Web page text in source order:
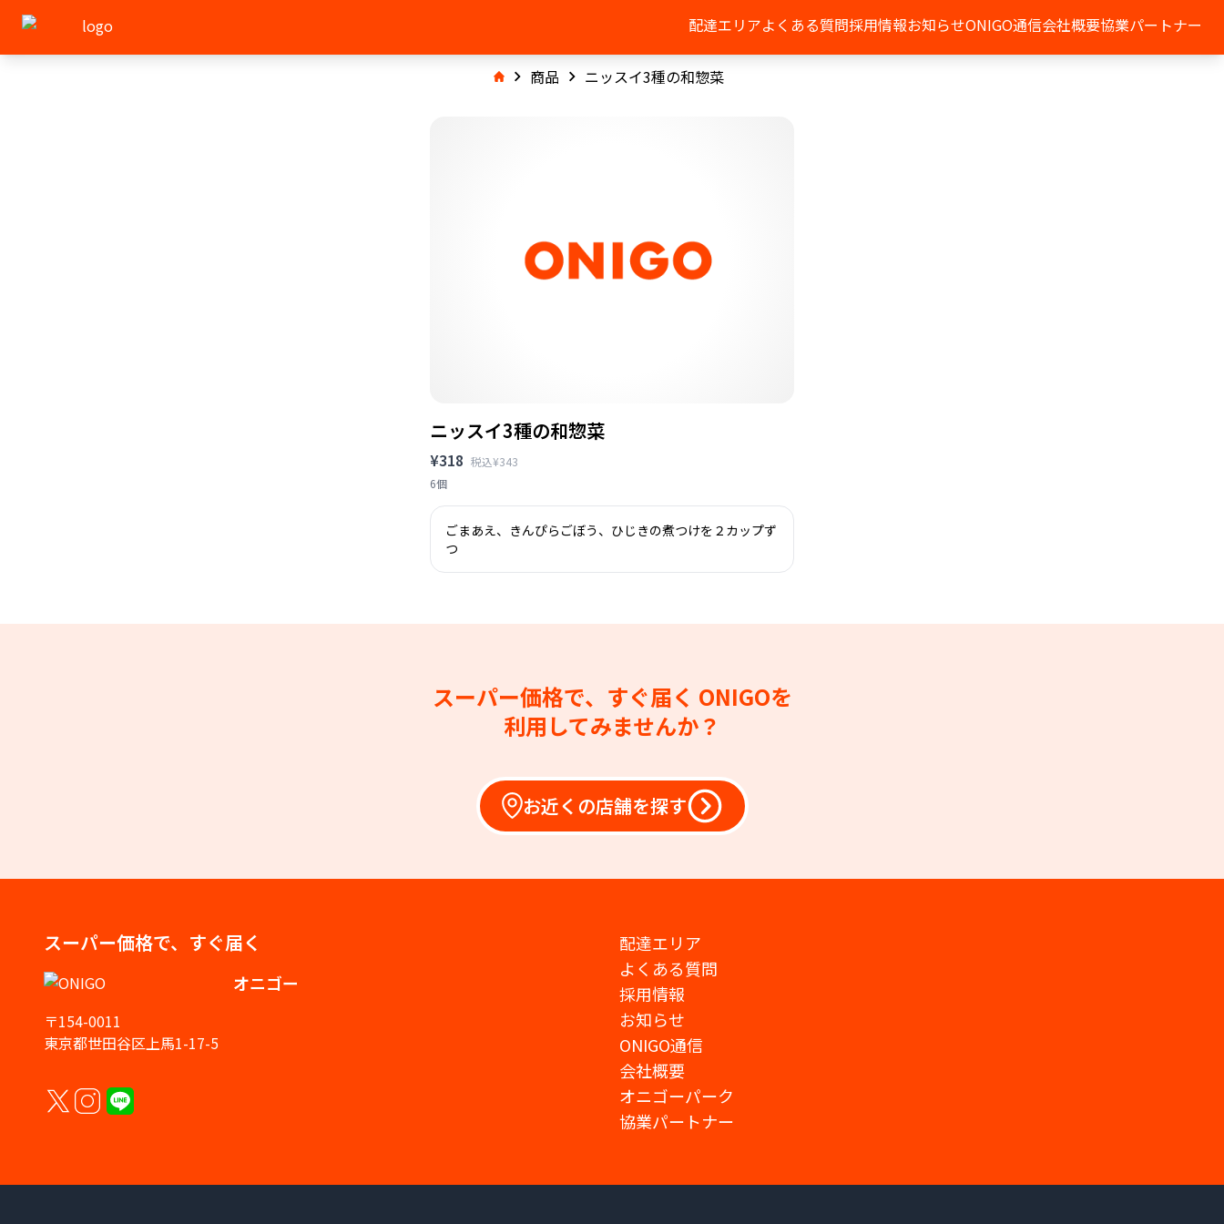
配達エリアよくある質問採用情報お知らせONIGO通信会社概要協業パートナー
商品 ニッスイ3種の和惣菜
ニッスイ3種の和惣菜
¥318 税込¥343
6個
ごまあえ、きんぴらごぼう、ひじきの煮つけを２カップず
つ
スーパー価格で、すぐ届く ONIGOを
利用してみませんか？
お近くの店舗を探す
スーパー価格で、すぐ届く
オニゴー
〒154-0011
東京都世田谷区上馬1-17-5
配達エリア
よくある質問
採用情報
お知らせ
ONIGO通信
会社概要
オニゴーパーク
協業パートナー